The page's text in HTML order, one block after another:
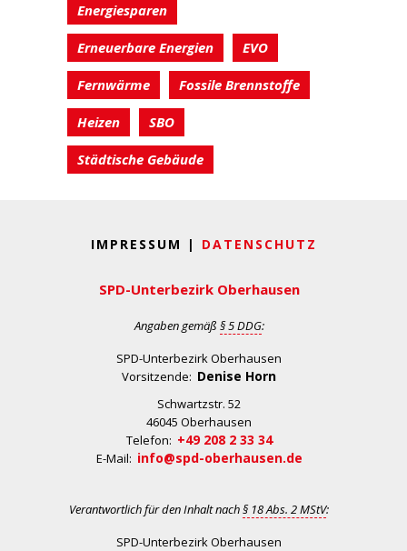
Energiesparen
Erneuerbare Energien EVO
Fernwärme Fossile Brennstoffe
Heizen SBO
Städtische Gebäude
IMPRESSUM | DATENSCHUTZ
SPD-Unterbezirk Oberhausen
Angaben gemäß § 5 DDG:
SPD-Unterbezirk Oberhausen
Vorsitzende: Denise Horn
Schwartzstr. 52
46045 Oberhausen
Telefon: +49 208 2 33 34
E-Mail: info@spd-oberhausen.de
Verantwortlich für den Inhalt nach§ 18 Abs. 2 MStV:
SPD-Unterbezirk Oberhausen